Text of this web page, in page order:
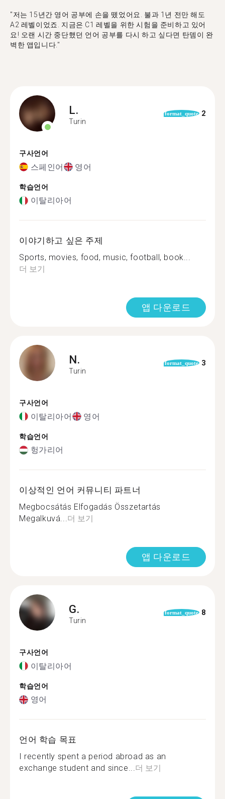
"저는 15년간 영어 공부에 손을 뗐었어요. 불과 1년 전만 해도
A2 레벨이었죠. 지금은 C1 레벨을 위한 시험을 준비하고 있어
요! 오랜 시간 중단했던 언어 공부를 다시 하고 싶다면 탄뎀이 완
벽한 앱입니다."
L.
Turin
format_quote 2
구사언어
스페인어 영어
학습언어
이탈리아어
이야기하고 싶은 주제
Sports, movies, food, music, football, book...
더 보기
앱 다운로드
N.
Turin
format_quote 3
구사언어
이탈리아어 영어
학습언어
헝가리어
이상적인 언어 커뮤니티 파트너
Megbocsátás Elfogadás Összetartás
Megalkuvá...더 보기
앱 다운로드
G.
Turin
format_quote 8
구사언어
이탈리아어
학습언어
영어
언어 학습 목표
I recently spent a period abroad as an
exchange student and since...더 보기